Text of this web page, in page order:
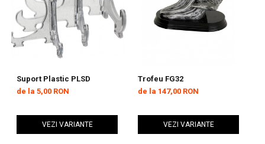
Suport Plastic PLSD
de la 5,00 RON
VEZI VARIANTE
Trofeu FG32
de la 147,00 RON
VEZI VARIANTE